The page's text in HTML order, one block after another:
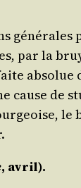
par la
de
le
, avril).